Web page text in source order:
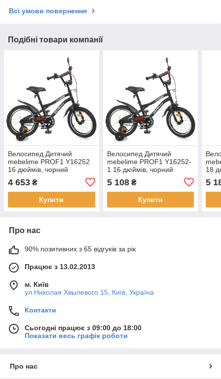
Всі умови повернення
Подібні товари компанії
Велосипед Дитячий
mebelime PROF1 Y16252
16 дюймів, чорний
4 653 ₴
Купити
Велосипед Дитячий
mebelime PROF1 Y16252-
1 16 дюймів, чорний
5 108₴
Купити
18
5
Про нас
90% позитивних з 65 відгуків за рік
Працює з 13.02.2013
м. Київ
ул.Николая Хвылевого 15, Київ, Україна
Контакти
Сьогодні працює з 09:00 до 18:00
Показати весь графік роботи
Про нас